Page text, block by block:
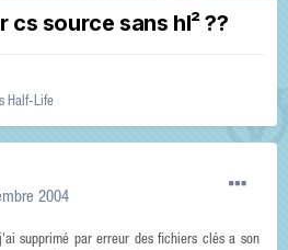
cs source sans hl² ??
Half-Life
2004
supprimé par erreur des fichiers clés a son